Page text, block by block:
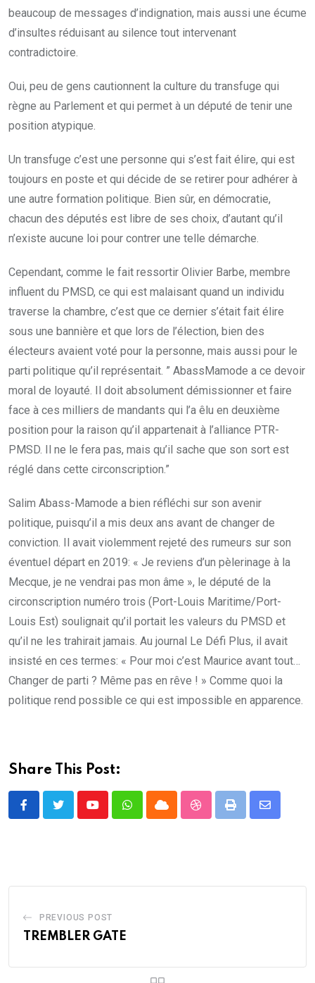
beaucoup de messages d’indignation, mais aussi une écume
d’insultes réduisant au silence tout intervenant
contradictoire.
Oui, peu de gens cautionnent la culture du transfuge qui
règne au Parlement et qui permet à un député de tenir une
position atypique.
Un transfuge c’est une personne qui s’est fait élire, qui est
toujours en poste et qui décide de se retirer pour adhérer à
une autre formation politique. Bien sûr, en démocratie,
chacun des députés est libre de ses choix, d’autant qu’il
n’existe aucune loi pour contrer une telle démarche.
Cependant, comme le fait ressortir Olivier Barbe, membre
influent du PMSD, ce qui est malaisant quand un individu
traverse la chambre, c’est que ce dernier s’était fait élire
sous une bannière et que lors de l’élection, bien des
électeurs avaient voté pour la personne, mais aussi pour le
parti politique qu’il représentait. ” AbassMamode a ce devoir
moral de loyauté. Il doit absolument démissionner et faire
face à ces milliers de mandants qui l’a êlu en deuxième
position pour la raison qu’il appartenait à l’alliance PTR-
PMSD. Il ne le fera pas, mais qu’il sache que son sort est
réglé dans cette circonscription.”
Salim Abass-Mamode a bien réfléchi sur son avenir
politique, puisqu’il a mis deux ans avant de changer de
conviction. Il avait violemment rejeté des rumeurs sur son
éventuel départ en 2019: « Je reviens d’un pèlerinage à la
Mecque, je ne vendrai pas mon âme », le député de la
circonscription numéro trois (Port-Louis Maritime/Port-
Louis Est) soulignait qu’il portait les valeurs du PMSD et
qu’il ne les trahirait jamais. Au journal Le Défi Plus, il avait
insisté en ces termes: « Pour moi c’est Maurice avant tout…
Changer de parti ? Même pas en rêve ! » Comme quoi la
politique rend possible ce qui est impossible en apparence.
Share This Post:
YoutubeWhatsappCloud StumbleUpon
Print
Share
PREVIOUS POST
TREMBLER GATE